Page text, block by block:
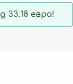
33.18 евро!